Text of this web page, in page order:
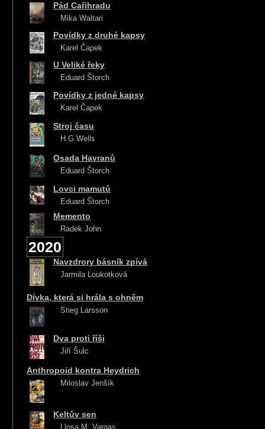
Pád Cařihradu
Mika Waltari
Povídky z druhé kapsy
Karel Čapek
U Veliké řeky
Eduard Štorch
Povídky z jedné kapsy
Karel Čapek
Stroj času
H.G.Wells
Osada Havranů
Eduard Štorch
Lovci mamutů
Eduard Štorch
Memento
Radek John
2020
Navzdrory básník zpívá
Jarmila Loukotková
Dívka, která si hrála s ohněm
Stieg Larsson
Dva proti říši
Jiří Šulc
Anthropoid kontra Heydrich
Miloslav Jenšík
Keltův sen
Llosa M. Vargas